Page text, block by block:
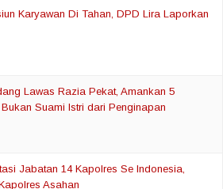
Karyawan Di Tahan, DPD Lira Laporkan
Lawas Razia Pekat, Amankan 5
Suami Istri dari Penginapan
Jabatan 14 Kapolres Se Indonesia,
Asahan